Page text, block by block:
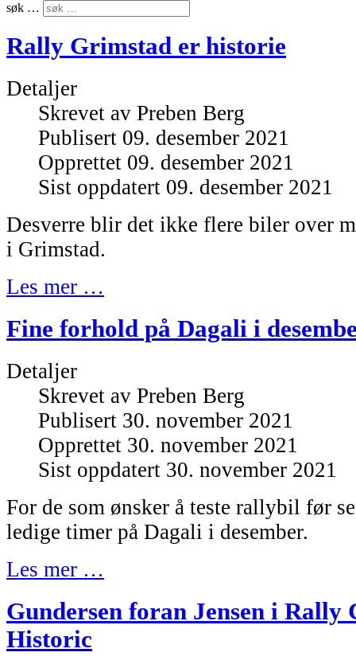
søk …
Rally Grimstad er historie
Detaljer
Skrevet av Preben Berg
Publisert 09. desember 2021
Opprettet 09. desember 2021
Sist oppdatert 09. desember 2021
Desverre blir det ikke flere biler over
i Grimstad.
Les mer …
Fine forhold på Dagali i
Detaljer
Skrevet av Preben Berg
Publisert 30. november 2021
Opprettet 30. november 2021
Sist oppdatert 30. november 2021
For de som ønsker å teste rallybil før
ledige timer på Dagali i desember.
Les mer …
Gundersen foran Jensen i Rally
Historic